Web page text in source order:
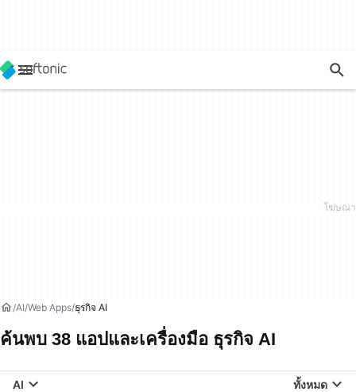
AI Web Apps ธุรกิจ AI
ค้นพบ 38 แอปและเครื่องมือ ธุรกิจ AI
AI ทั้งหมด